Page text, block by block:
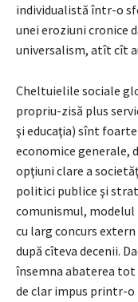
individualistă într-o
unei eroziuni cronice
universalism, atît cît
Cheltuielile sociale
propriu-zisă plus
şi educaţia) sînt
economice generale,
opţiuni clare a
politici publice şi
comunismul,
cu larg concurs extern
după cîteva decenii.
însemna abaterea
de clar impus printr-